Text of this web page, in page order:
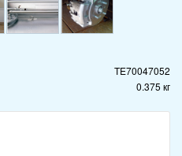
TE70047052
0.375 кг